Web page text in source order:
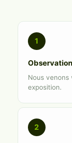
1
Observation
Nous
exposition.
2